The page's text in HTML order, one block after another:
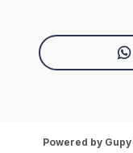
Powered by